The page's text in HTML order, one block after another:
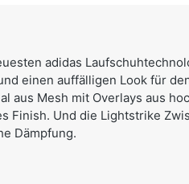
adidas
einen auffälligen Look für
aus Mesh mit Overlays aus
Finish. Und die Lightstrike
Dämpfung.